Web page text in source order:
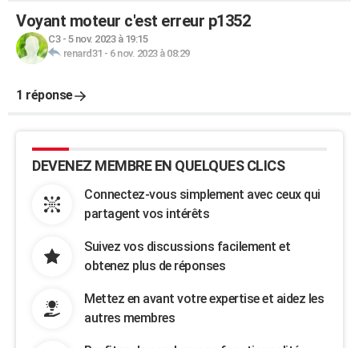
Voyant moteur c'est erreur p1352
C3- 5 nov. 2023 à 19:15
renard31 - 6 nov. 2023 à 08:29
1 réponse
DEVENEZ MEMBRE EN QUELQUES CLICS
Connectez-vous simplement avec ceux qui
partagent vos intérêts
Suivez vos discussions facilement et
obtenez plus de réponses
Mettez en avant votre expertise et aidez les
autres membres